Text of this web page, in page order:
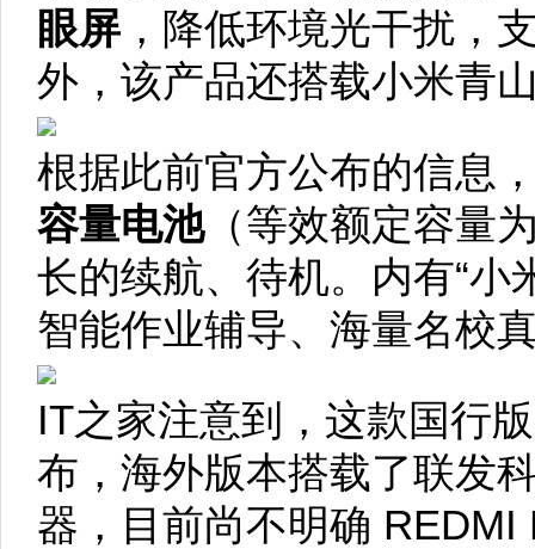
眼屏 ，降低环境光干扰，
外，该产品还搭载小米青
根据此前官方公布的信息
容量电池（等效额定容量
长的续航、待机。内有“小
智能作业辅导、海量名校
IT之家注意到，这款国行
布，海外版本搭载了联发
器，目前尚不明确